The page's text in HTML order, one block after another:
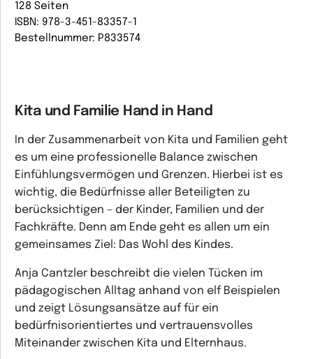
128 Seiten
ISBN: 978-3-451-83357-1
Bestellnummer: P833574
Kita und Familie Hand in Hand
In der Zusammenarbeit von Kita und Familien geht
es um eine professionelle Balance zwischen
Einfühlungsvermögen und Grenzen. Hierbei ist es
wichtig, die Bedürfnisse aller Beteiligten zu
berücksichtigen – der Kinder, Familien und der
Fachkräfte. Denn am Ende geht es allen um ein
gemeinsames Ziel: Das Wohl des Kindes.
Anja Cantzler beschreibt die vielen Tücken im
pädagogischen Alltag anhand von elf Beispielen
und zeigt Lösungsansätze auf für ein
bedürfnisorientiertes und vertrauensvolles
Miteinander zwischen Kita und Elternhaus.